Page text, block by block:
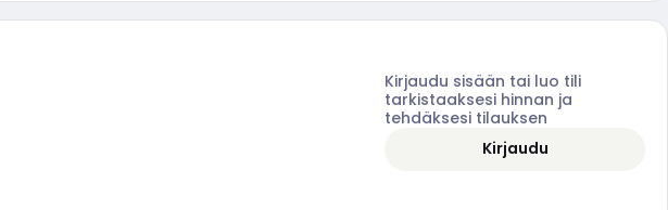
Kirjaudu sisään tai luo tili
tarkistaaksesi hinnan ja
tehdäksesi tilauksen
Kirjaudu